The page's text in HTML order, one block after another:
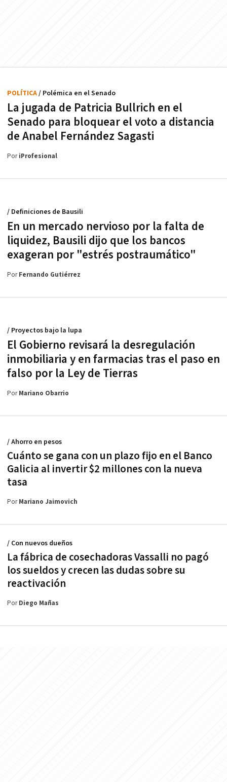
La jugada de Patricia Bullrich en el
Senado para bloquear el voto a distancia
de Anabel Fernández Sagasti
POLÍTICA/ Polémica en el Senado
PoriProfesional
En un mercado nervioso por la falta de
liquidez, Bausili dijo que los bancos
exageran por "estrés postraumático"
/ Definiciones de Bausili
PorFernando Gutiérrez
El Gobierno revisará la desregulación
inmobiliaria y en farmacias tras el paso en
falso por la Ley de Tierras
/ Proyectos bajo la lupa
PorMariano Obarrio
Cuánto se gana con un plazo fijo en el Banco
Galicia al invertir $2 millones con la nueva
tasa
/ Ahorro en pesos
PorMariano Jaimovich
La fábrica de cosechadoras Vassalli no pagó
los sueldos y crecen las dudas sobre su
reactivación
/ Con nuevos dueños
PorDiego Mañas